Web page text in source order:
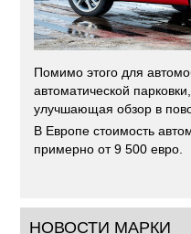
Помимо этого для
автоматической
улучшающая обзор в
В Европе стоимость
примерно от 9 500 евро.
НОВОСТИ МАРКИ